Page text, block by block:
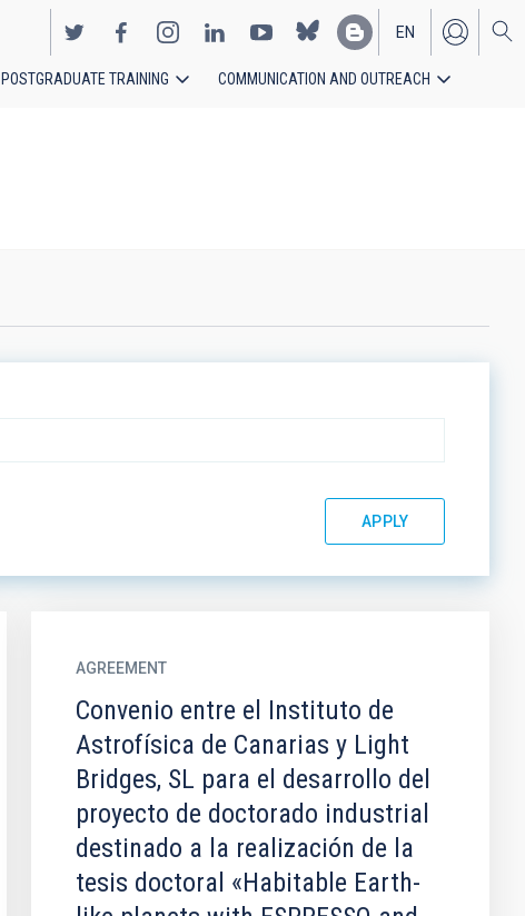
EN
ES
POSTGRADUATE TRAINING COMMUNICATION AND OUTREACH
AGREEMENT
Convenio entre el Instituto de
Astrofísica de Canarias y Light
Bridges, SL para el desarrollo del
proyecto de doctorado industrial
destinado a la realización de la
tesis doctoral «Habitable Earth-